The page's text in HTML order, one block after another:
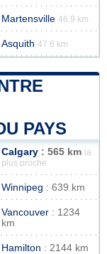
Martensville 46.9 km
Asquith 47.6 km
PAYS
Calgary : 565 km
la
plus proche
Winnipeg : 639 km
Vancouver : 1234
km
Hamilton : 2144 km